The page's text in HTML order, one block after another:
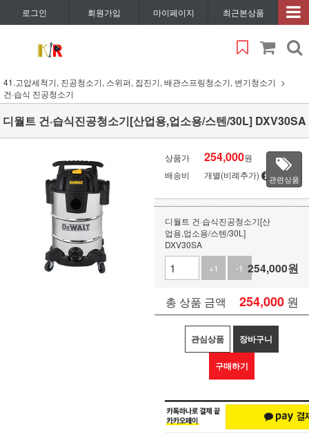
로그인 회원가입 마이페이지 최근본상품
41.고압세척기, 진공청소기, 스위퍼, 집진기, 배관스프링청소기, 변기청소기
건·습식 진공청소기
디월트 건·습식진공청소기[산업용,업소용/스텐/30L] DXV30SA
상품가 254,000원
배송비
개별(비례추가) 관련상품
디월트 건·습식진공청소기[산
업용,업소용/스텐/30L]
DXV30SA
+1
-1 254,000원
총 상품 금액 254,000 원
관심상품 장바구니
구매하기